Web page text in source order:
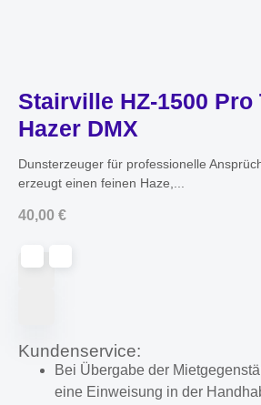
Stairville HZ-1500 Pro
Hazer DMX
Dunsterzeuger für professionelle
erzeugt einen feinen Haze,...
40,00 €
Kundenservice:
Bei Übergabe der
eine Einweisung in der